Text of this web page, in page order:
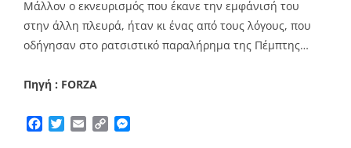
Μάλλον ο εκνευρισμός που έκανε την εμφάνισή του
στην άλλη πλευρά, ήταν κι ένας από τους λόγους, που
οδήγησαν στο ρατσιστικό παραλήρημα της Πέμπτης…
Πηγή : FORZA
Facebook
TwitterEmailCopy